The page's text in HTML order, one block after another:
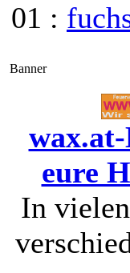
01 :
Banner
eure
In